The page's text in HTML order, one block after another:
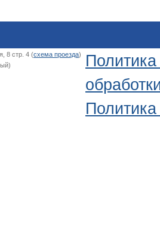
8 стр. 4 (схема проезда)